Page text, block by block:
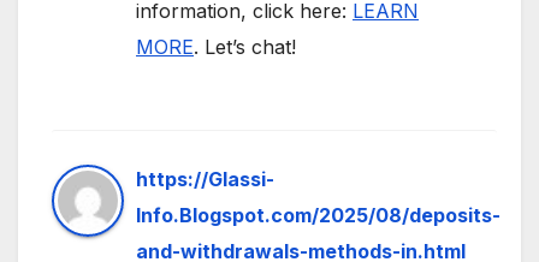
information, click here: LEARN
MORE. Let’s chat!
https://Glassi-
Info.Blogspot.com/2025/08/deposits-
and-withdrawals-methods-in.html